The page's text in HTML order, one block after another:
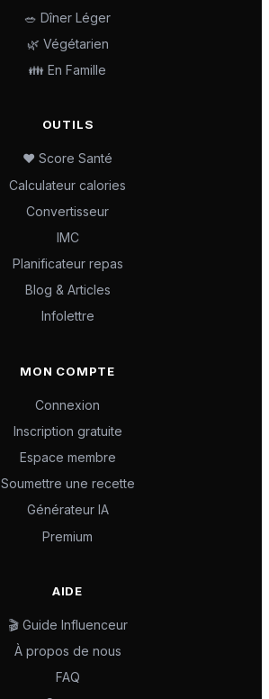
🥗 Dîner Léger
🌿 Végétarien
👪 En Famille
OUTILS
❤️ Score Santé
Calculateur calories
Convertisseur
IMC
Planificateur repas
Blog & Articles
Infolettre
MON COMPTE
Connexion
Inscription gratuite
Espace membre
Soumettre une recette
Générateur IA
Premium
AIDE
🎬 Guide Influenceur
À propos de nous
FAQ